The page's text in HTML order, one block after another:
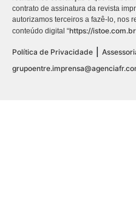
contrato de assinatura da revista
autorizamos terceiros a fazê-lo, nos
conteúdo digital “https://istoe.com.br
Política de Privacidade